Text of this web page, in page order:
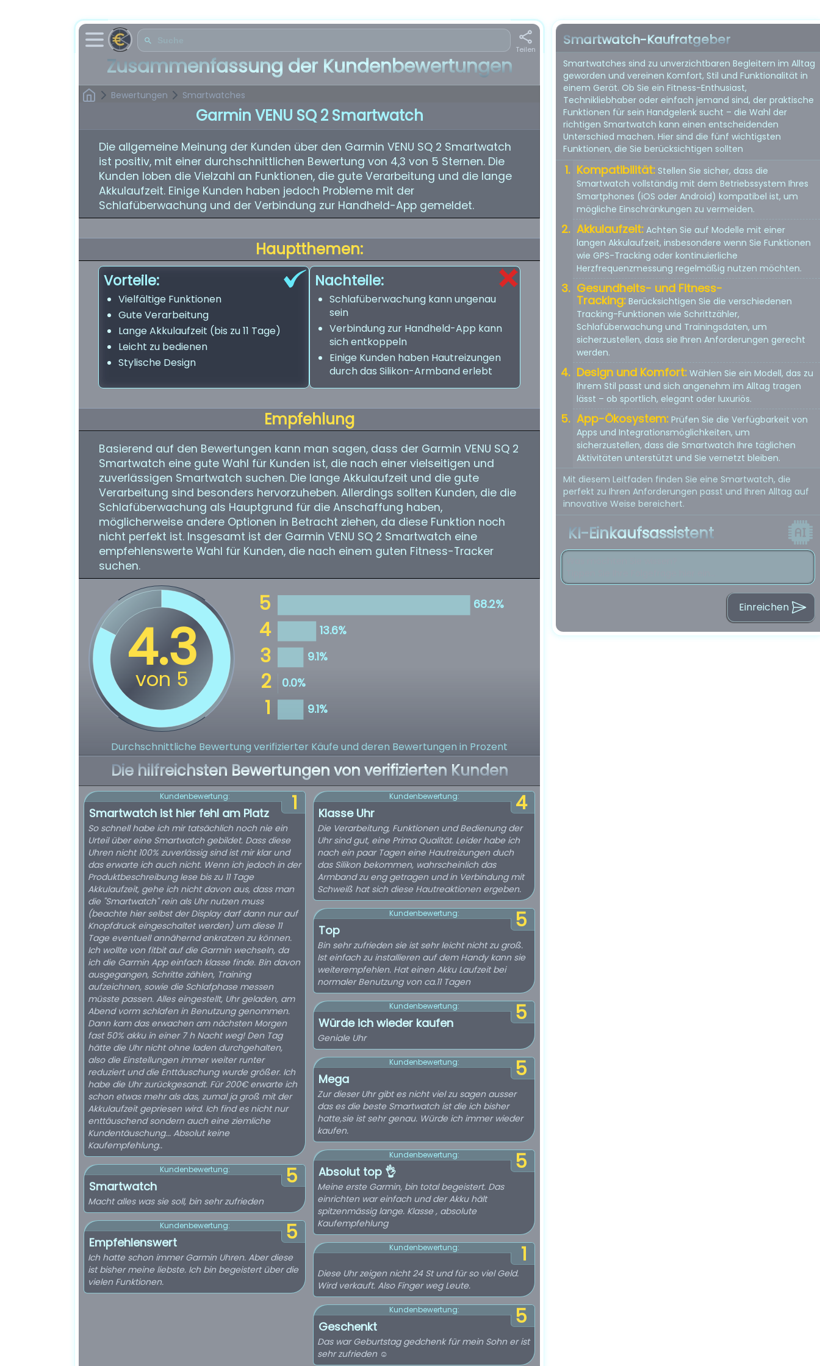
Teilen
Zusammenfassung der Kundenbewertungen
Bewertungen Smartwatches
Garmin VENU SQ 2 Smartwatch
Die allgemeine Meinung der Kunden über den Garmin VENU SQ 2 Smartwatch
ist positiv, mit einer durchschnittlichen Bewertung von 4,3 von 5 Sternen. Die
Kunden loben die Vielzahl an Funktionen, die gute Verarbeitung und die lange
Akkulaufzeit. Einige Kunden haben jedoch Probleme mit der
Schlafüberwachung und der Verbindung zur Handheld-App gemeldet.
Hauptthemen:
Vorteile:
Vielfältige Funktionen
Gute Verarbeitung
Lange Akkulaufzeit (bis zu 11 Tage)
Leicht zu bedienen
Stylische Design
Nachteile:
Schlafüberwachung kann ungenau
sein
Verbindung zur Handheld-App kann
sich entkoppeln
Einige Kunden haben Hautreizungen
durch das Silikon-Armband erlebt
Empfehlung
Basierend auf den Bewertungen kann man sagen, dass der Garmin VENU SQ 2
Smartwatch eine gute Wahl für Kunden ist, die nach einer vielseitigen und
zuverlässigen Smartwatch suchen. Die lange Akkulaufzeit und die gute
Verarbeitung sind besonders hervorzuheben. Allerdings sollten Kunden, die die
Schlafüberwachung als Hauptgrund für die Anschaffung haben,
möglicherweise andere Optionen in Betracht ziehen, da diese Funktion noch
nicht perfekt ist. Insgesamt ist der Garmin VENU SQ 2 Smartwatch eine
empfehlenswerte Wahl für Kunden, die nach einem guten Fitness-Tracker
suchen.
Durchschnittliche Bewertung verifizierter Käufe und deren Bewertungen in Prozent
Die hilfreichsten Bewertungen von verifizierten Kunden
1
Kundenbewertung:
Smartwatch ist hier fehl am Platz
So schnell habe ich mir tatsächlich noch nie ein
Urteil über eine Smartwatch gebildet. Dass diese
Uhren nicht 100% zuverlässig sind ist mir klar und
das erwarte ich auch nicht. Wenn ich jedoch in der
Produktbeschreibung lese bis zu 11 Tage
Akkulaufzeit, gehe ich nicht davon aus, dass man
die "Smartwatch" rein als Uhr nutzen muss
(beachte hier selbst der Display darf dann nur auf
Knopfdruck eingeschaltet werden) um diese 11
Tage eventuell annähernd ankratzen zu können.
Ich wollte von fitbit auf die Garmin wechseln, da
ich die Garmin App einfach klasse finde. Bin davon
ausgegangen, Schritte zählen, Training
aufzeichnen, sowie die Schlafphase messen
müsste passen. Alles eingestellt, Uhr geladen, am
Abend vorm schlafen in Benutzung genommen.
Dann kam das erwachen am nächsten Morgen
fast 50% akku in einer 7 h Nacht weg! Den Tag
hätte die Uhr nicht ohne laden durchgehalten,
also die Einstellungen immer weiter runter
reduziert und die Enttäuschung wurde größer. Ich
habe die Uhr zurückgesandt. Für 200€ erwarte ich
schon etwas mehr als das, zumal ja groß mit der
Akkulaufzeit gepriesen wird. Ich find es nicht nur
enttäuschend sondern auch eine ziemliche
Kundentäuschung... Absolut keine
Kaufempfehlung..
5
Kundenbewertung:
Smartwatch
Macht alles was sie soll, bin sehr zufrieden
5
Kundenbewertung:
Empfehlenswert
Ich hatte schon immer Garmin Uhren. Aber diese
ist bisher meine liebste. Ich bin begeistert über die
vielen Funktionen.
4
Kundenbewertung:
Klasse Uhr
Die Verarbeitung, Funktionen und Bedienung der
Uhr sind gut, eine Prima Qualität. Leider habe ich
nach ein paar Tagen eine Hautreizungen duch
das Silikon bekommen, wahrscheinlich das
Armband zu eng getragen und in Verbindung mit
Schweiß hat sich diese Hautreaktionen ergeben.
5
Kundenbewertung:
Top
Bin sehr zufrieden sie ist sehr leicht nicht zu groß.
Ist einfach zu installieren auf dem Handy kann sie
weiterempfehlen. Hat einen Akku Laufzeit bei
normaler Benutzung von ca.11 Tagen
5
Kundenbewertung:
Würde ich wieder kaufen
Geniale Uhr
5
Kundenbewertung:
Mega
Zur dieser Uhr gibt es nicht viel zu sagen ausser
das es die beste Smartwatch ist die ich bisher
hatte,sie ist sehr genau. Würde ich immer wieder
kaufen.
5
Kundenbewertung:
Absolut top 👌
Meine erste Garmin, bin total begeistert. Das
einrichten war einfach und der Akku hält
spitzenmässig lange. Klasse , absolute
Kaufempfehlung
1
Kundenbewertung:
Diese Uhr zeigen nicht 24 St und für so viel Geld.
Wird verkauft. Also Finger weg Leute.
5
Kundenbewertung:
Geschenkt
Das war Geburtstag gedchenk für mein Sohn er ist
sehr zufrieden ☺️
Smartwatch-Kaufratgeber
Smartwatches sind zu unverzichtbaren Begleitern im Alltag
geworden und vereinen Komfort, Stil und Funktionalität in
einem Gerät. Ob Sie ein Fitness-Enthusiast,
Technikliebhaber oder einfach jemand sind, der praktische
Funktionen für sein Handgelenk sucht – die Wahl der
richtigen Smartwatch kann einen entscheidenden
Unterschied machen. Hier sind die fünf wichtigsten
Funktionen, die Sie berücksichtigen sollten
Kompatibilität: Stellen Sie sicher, dass die
Smartwatch vollständig mit dem Betriebssystem Ihres
Smartphones (iOS oder Android) kompatibel ist, um
mögliche Einschränkungen zu vermeiden.
Akkulaufzeit: Achten Sie auf Modelle mit einer
langen Akkulaufzeit, insbesondere wenn Sie Funktionen
wie GPS-Tracking oder kontinuierliche
Herzfrequenzmessung regelmäßig nutzen möchten.
Gesundheits- und Fitness-
Tracking: Berücksichtigen Sie die verschiedenen
Tracking-Funktionen wie Schrittzähler,
Schlafüberwachung und Trainingsdaten, um
sicherzustellen, dass sie Ihren Anforderungen gerecht
werden.
Design und Komfort: Wählen Sie ein Modell, das zu
Ihrem Stil passt und sich angenehm im Alltag tragen
lässt – ob sportlich, elegant oder luxuriös.
App-Ökosystem: Prüfen Sie die Verfügbarkeit von
Apps und Integrationsmöglichkeiten, um
sicherzustellen, dass die Smartwatch Ihre täglichen
Aktivitäten unterstützt und Sie vernetzt bleiben.
Mit diesem Leitfaden finden Sie eine Smartwatch, die
perfekt zu Ihren Anforderungen passt und Ihren Alltag auf
innovative Weise bereichert.
KI-Einkaufsassistent
Einreichen